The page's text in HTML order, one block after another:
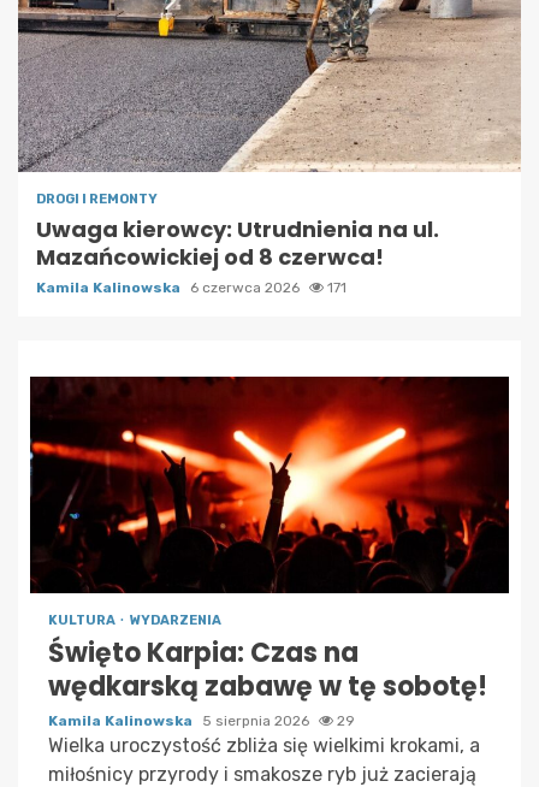
DROGI I REMONTY
Uwaga kierowcy: Utrudnienia na ul.
Mazańcowickiej od 8 czerwca!
Kamila Kalinowska 6 czerwca 2026 171
KULTURA WYDARZENIA
Święto Karpia: Czas na
wędkarską zabawę w tę sobotę!
Kamila Kalinowska 5 sierpnia 2026 29
Wielka uroczystość zbliża się wielkimi krokami, a
miłośnicy przyrody i smakosze ryb już zacierają